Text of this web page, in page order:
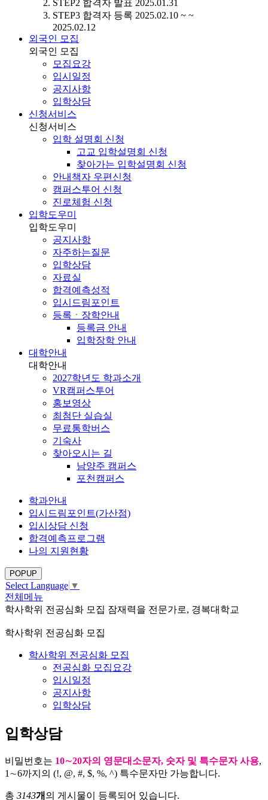
STEP2 합격자 발표 2025.01.31
STEP3 합격자 등록 2025.02.10 ~ ~
2025.02.12
외국인 모집
외국인 모집
모집요강
입시일정
공지사항
입학상담
신청서비스
신청서비스
입학 설명회 신청
고교 입학설명회 신청
찾아가는 입학설명회 신청
안내책자 우편신청
캠퍼스투어 신청
진로체험 신청
입학도우미
입학도우미
공지사항
자주하는질문
입학상담
자료실
합격예측성적
입시드림포인트
등록ㆍ장학안내
등록금 안내
입학장학 안내
대학안내
대학안내
2027학년도 학과소개
VR캠퍼스투어
홍보영상
최첨단 실습실
무료통학버스
기숙사
찾아오시는 길
남양주 캠퍼스
포천캠퍼스
학과안내
입시드림포인트(가산점)
입시상담 신청
합격예측프로그램
나의 지원현황
POPUP
Select Language ▼
전체메뉴
학사학위 전공심화 모집 잠재력을 전문가로, 경복대학교
학사학위 전공심화 모집
학사학위 전공심화 모집
전공심화 모집요강
입시일정
공지사항
입학상담
입학상담
비밀번호는 10∼20자의 영문대소문자, 숫자 및 특수문자 사용,
1∼6까지의 (!, @, #, $, %, ^) 특수문자만 가능합니다.
총 3143개 의 게시물이 등록되어 있습니다.